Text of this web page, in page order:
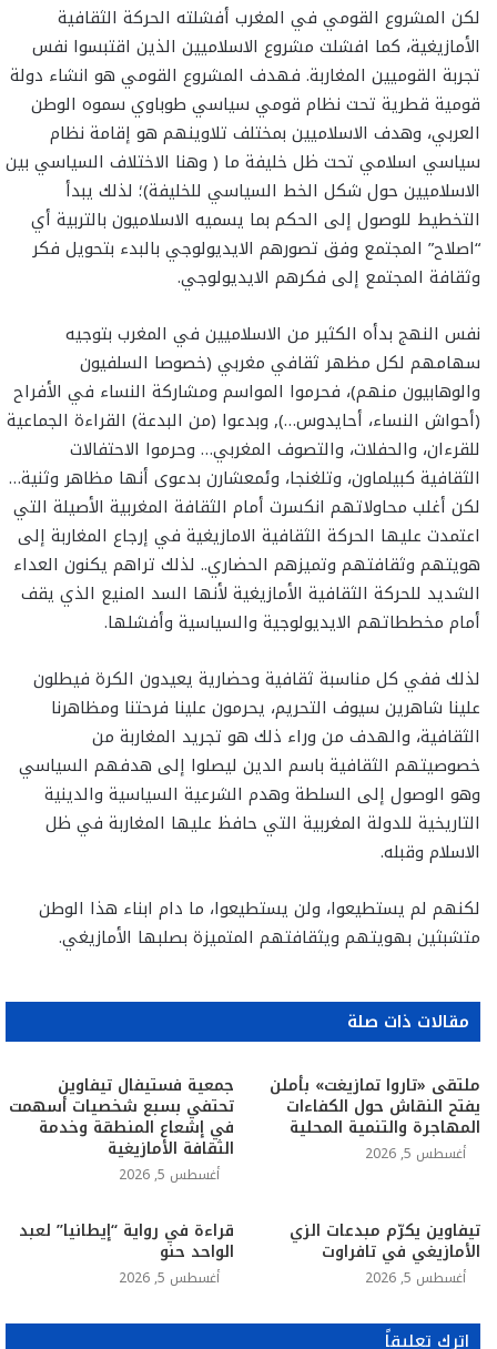
لكن المشروع القومي في المغرب أفشلته الحركة الثقافية
الأمازيغية، كما افشلت مشروع الاسلاميين الذين اقتبسوا نفس
تجربة القوميين المغاربة. فهدف المشروع القومي هو انشاء دولة
قومية قطرية تحت نظام قومي سياسي طوباوي سموه الوطن
العربي، وهدف الاسلاميين بمختلف تلاوينهم هو إقامة نظام
سياسي اسلامي تحت ظل خليفة ما ( وهنا الاختلاف السياسي بين
الاسلاميين حول شكل الخط السياسي للخليفة)؛ لذلك يبدأ
التخطيط للوصول إلى الحكم بما يسميه الاسلاميون بالتربية أي
“اصلاح” المجتمع وفق تصورهم الايديولوجي بالبدء بتحويل فكر
وثقافة المجتمع إلى فكرهم الايديولوجي.
نفس النهج بدأه الكثير من الاسلاميين في المغرب بتوجيه
سهامهم لكل مظهر ثقافي مغربي (خصوصا السلفيون
والوهابيون منهم)، فحرموا المواسم ومشاركة النساء في الأفراح
(أحواش النساء، أحايدوس…), وبدعوا (من البدعة) القراءة الجماعية
للقرءان، والحفلات، والتصوف المغربي… وحرموا الاحتفالات
الثقافية كبيلماون، وتلغنجا، وئمعشارن بدعوى أنها مظاهر وثنية…
لكن أغلب محاولاتهم انكسرت أمام الثقافة المغربية الأصيلة التي
اعتمدت عليها الحركة الثقافية الامازيغية في إرجاع المغاربة إلى
هويتهم وثقافتهم وتميزهم الحضاري.. لذلك تراهم يكنون العداء
الشديد للحركة الثقافية الأمازيغية لأنها السد المنيع الذي يقف
أمام مخططاتهم الايديولوجية والسياسية وأفشلها.
لذلك ففي كل مناسبة ثقافية وحضارية يعيدون الكرة فيطلون
علينا شاهرين سيوف التحريم، يحرمون علينا فرحتنا ومظاهرنا
الثقافية، والهدف من وراء ذلك هو تجريد المغاربة من
خصوصيتهم الثقافية باسم الدين ليصلوا إلى هدفهم السياسي
وهو الوصول إلى السلطة وهدم الشرعية السياسية والدينية
التاريخية للدولة المغربية التي حافظ عليها المغاربة في ظل
الاسلام وقبله.
لكنهم لم يستطيعوا، ولن يستطيعوا، ما دام ابناء هذا الوطن
متشبثين بهويتهم ويثقافتهم المتميزة بصلبها الأمازيغي.
مقالات ذات صلة
ملتقى «تاروا تمازيغت» بأملن
يفتح النقاش حول الكفاءات
المهاجرة والتنمية المحلية
أغسطس 5, 2026
جمعية فستيفال تيفاوين
تحتفي بسبع شخصيات أسهمت
في إشعاع المنطقة وخدمة
الثقافة الأمازيغية
أغسطس 5, 2026
تيفاوين يكرّم مبدعات الزي
الأمازيغي في تافراوت
أغسطس 5, 2026
قراءة في رواية “إيطانيا” لعبد
الواحد حنو
أغسطس 5, 2026
اترك تعليقاً